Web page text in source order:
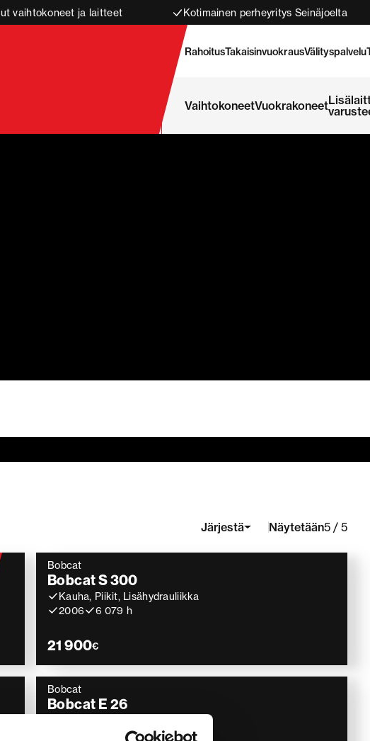
vaihtokoneet ja laitteet Kotimainen perheyritys Seinäjoelta
RahoitusTakaisinvuokrausVälityspalvelu
VaihtokoneetVuokrakoneet
Järjestä Näytetään5 / 5
Bobcat
Bobcat S 300
Kauha, Piikit, Lisähydrauliikka
2006
6 079 h
21 900€
Bobcat
Bobcat E 26
3 673 h